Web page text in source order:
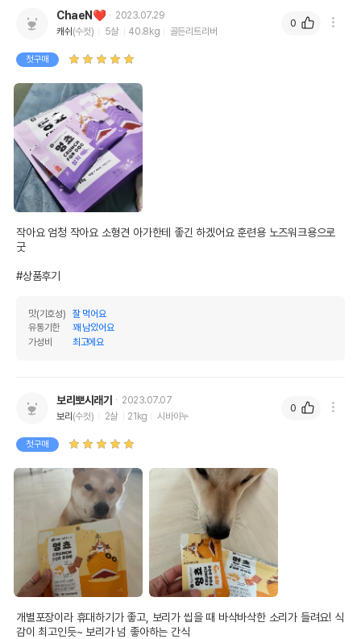
ChaeN❤️
2023.07.29
캐쉬(수컷) 5살 40.8kg 골든리트리버
첫구매
작아요 엄청 작아요 소형견 아가한테 좋긴 하겠어요 훈련용 노즈워크용으로
굿
#상품후기
맛(기호성)
잘 먹어요
유통기한
꽤 남았어요
가성비
최고에요
0
보리뽀시래기
2023.07.07
보리(수컷) 2살 21kg 시바이누
첫구매
개별포장이라 휴대하기가 좋고, 보리가 씹을 때 바삭바삭한 소리가 들려요! 식
감이 최고인듯~ 보리가 넘 좋아하는 간식
0